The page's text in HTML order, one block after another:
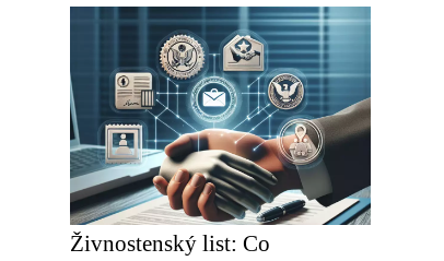
Živnostenský list: Co